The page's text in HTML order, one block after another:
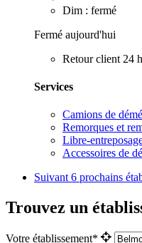
Dim : fermé
Fermé aujourd'hui
Retour client 24
Services
Camions de
Remorques et
Libre-
Accessoires de
Suivant 6 prochains
Trouvez un
Votre établissement*